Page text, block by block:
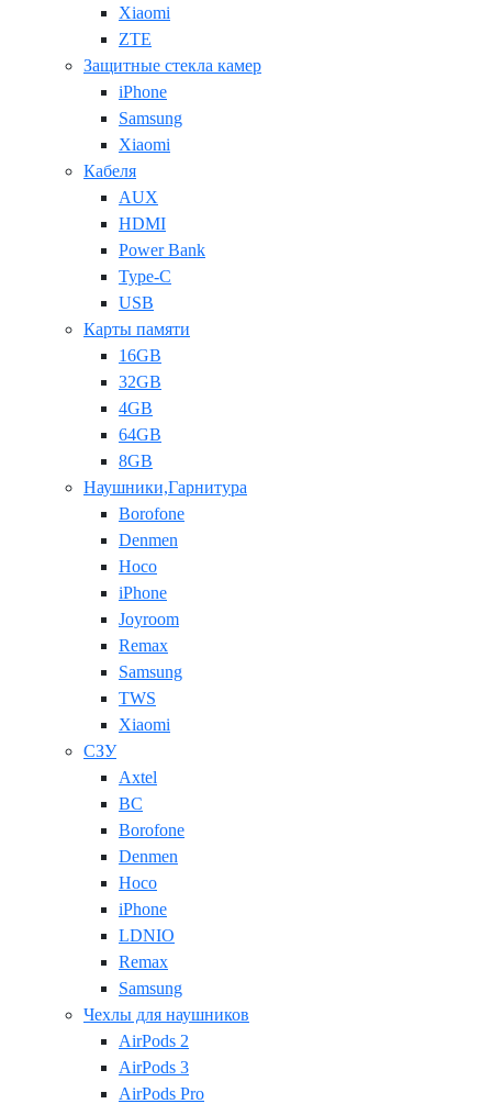
Xiaomi
ZTE
Защитные стекла камер
iPhone
Samsung
Xiaomi
Кабеля
AUX
HDMI
Power Bank
Type-C
USB
Карты памяти
16GB
32GB
4GB
64GB
8GB
Наушники,Гарнитура
Borofone
Denmen
Hoco
iPhone
Joyroom
Remax
Samsung
TWS
Xiaomi
СЗУ
Axtel
BC
Borofone
Denmen
Hoco
iPhone
LDNIO
Remax
Samsung
Чехлы для наушников
AirPods 2
AirPods 3
AirPods Pro